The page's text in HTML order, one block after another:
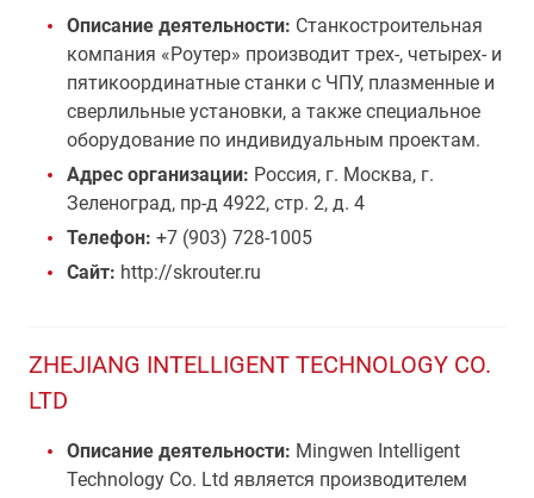
Описание деятельности: Станкостроительная
компания «Роутер» производит трех-, четырех- и
пятикоординатные станки с ЧПУ, плазменные и
сверлильные установки, а также специальное
оборудование по индивидуальным проектам.
Адрес организации: Россия, г. Москва, г.
Зеленоград, пр-д 4922, стр. 2, д. 4
Телефон: +7 (903) 728-1005
Сайт: http://skrouter.ru
ZHEJIANG INTELLIGENT TECHNOLOGY CO.
LTD
Описание деятельности: Mingwen Intelligent
Technology Co. Ltd является производителем